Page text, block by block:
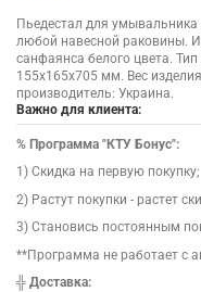
Пьедестал для
любой навесной раковины.
санфаянса белого цвета.
155х165х705 мм. Вес
производитель: Украина.
Важно для клиента:
% Программа "КТУ Бонус":
1) Скидка на первую покупку;
2) Растут покупки - растет
3) Становись постоянным
**Программа не работает с
╬ Доставка: